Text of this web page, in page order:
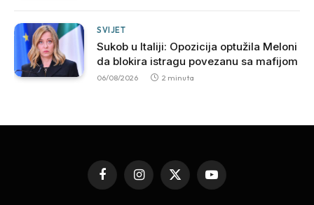
SVIJET
Sukob u Italiji: Opozicija optužila Meloni
da blokira istragu povezanu sa mafijom
06/08/2026 2 minuta
FacebookInstagram
X
(Twitter)
YouTube